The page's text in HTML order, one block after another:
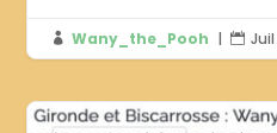
 Wany_the_Pooh | 